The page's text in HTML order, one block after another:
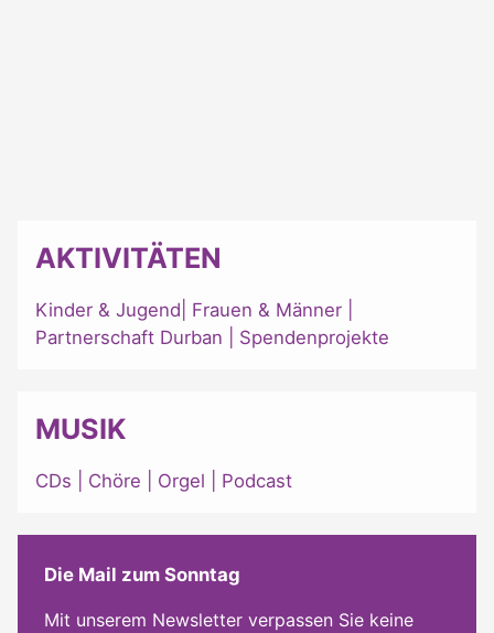
AKTIVITÄTEN
Kinder & Jugend Frauen & Männer
Partnerschaft Durban
Spendenprojekte
MUSIK
CDs Chöre Orgel Podcast
Die Mail zum Sonntag
Mit unserem Newsletter verpassen Sie keine